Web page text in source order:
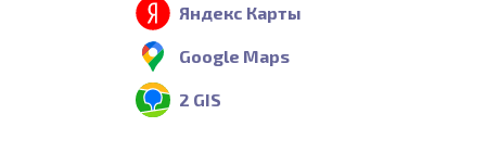
Яндекс Карты
Google Maps
2 GIS